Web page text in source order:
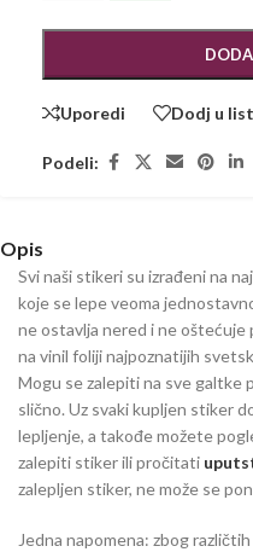
Uporedi Dodj u
Podeli:
Opis
Svi naši stikeri su izrađeni na
koje se lepe veoma
ne ostavlja nered i ne oštećuje
na vinil foliji najpoznatijih
Mogu se zalepiti na sve galtke
slično. Uz svaki kupljen stiker
lepljenje, a takođe možete
zalepiti stiker ili pročitati
zalepljen stiker, ne može se
Jedna napomena: zbog